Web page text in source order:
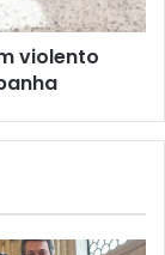
violento